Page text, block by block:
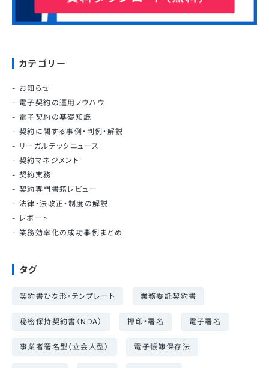
カテゴリー
お知らせ
電子契約の運用ノウハウ
電子契約の基礎知識
契約に関する事例・判例・解説
リーガルテックニュース
契約マネジメント
契約実務
契約専門書籍レビュー
法律・法改正・制度の解説
レポート
業務効率化の成功事例まとめ
タグ
契約書ひな形・テンプレート 業務委託契約書
秘密保持契約書（NDA） 押印・署名 電子署名
事業者署名型（立会人型） 電子帳簿保存法